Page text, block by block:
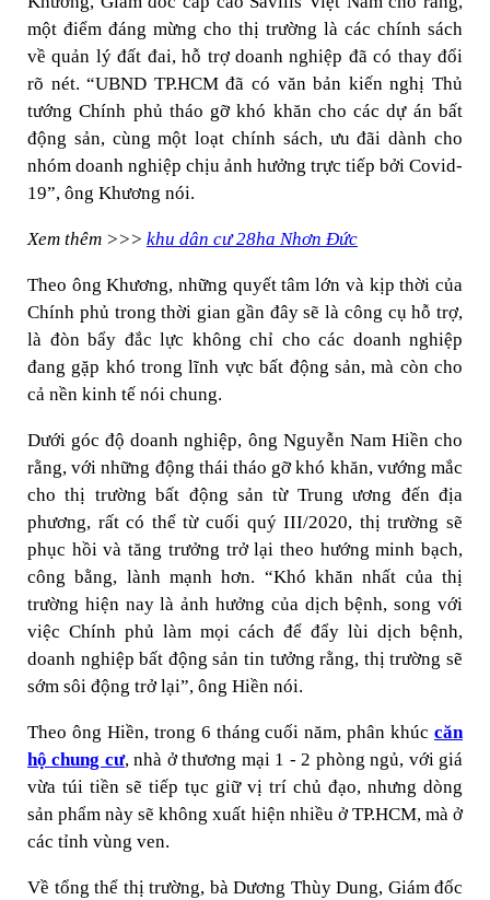
một điểm đáng mừng cho thị trường là các chính sách
về quản lý đất đai, hỗ trợ doanh nghiệp đã có thay đổi
rõ nét. “UBND TP.HCM đã có văn bản kiến nghị Thủ
tướng Chính phủ tháo gỡ khó khăn cho các dự án bất
động sản, cùng một loạt chính sách, ưu đãi dành cho
nhóm doanh nghiệp chịu ảnh hưởng trực tiếp bởi Covid-
19”, ông Khương nói.
Xem thêm >>> khu dân cư 28ha Nhơn Đức
Theo ông Khương, những quyết tâm lớn và kịp thời của
Chính phủ trong thời gian gần đây sẽ là công cụ hỗ trợ,
là đòn bẩy đắc lực không chỉ cho các doanh nghiệp
đang gặp khó trong lĩnh vực bất động sản, mà còn cho
cả nền kinh tế nói chung.
Dưới góc độ doanh nghiệp, ông Nguyễn Nam Hiền cho
rằng, với những động thái tháo gỡ khó khăn, vướng mắc
cho thị trường bất động sản từ Trung ương đến địa
phương, rất có thể từ cuối quý III/2020, thị trường sẽ
phục hồi và tăng trưởng trở lại theo hướng minh bạch,
công bằng, lành mạnh hơn. “Khó khăn nhất của thị
trường hiện nay là ảnh hưởng của dịch bệnh, song với
việc Chính phủ làm mọi cách để đẩy lùi dịch bệnh,
doanh nghiệp bất động sản tin tưởng rằng, thị trường sẽ
sớm sôi động trở lại”, ông Hiền nói.
Theo ông Hiền, trong 6 tháng cuối năm, phân khúc căn
hộ chung cư, nhà ở thương mại 1 - 2 phòng ngủ, với giá
vừa túi tiền sẽ tiếp tục giữ vị trí chủ đạo, nhưng dòng
sản phẩm này sẽ không xuất hiện nhiều ở TP.HCM, mà ở
các tỉnh vùng ven.
Về tổng thể thị trường, bà Dương Thùy Dung, Giám đốc